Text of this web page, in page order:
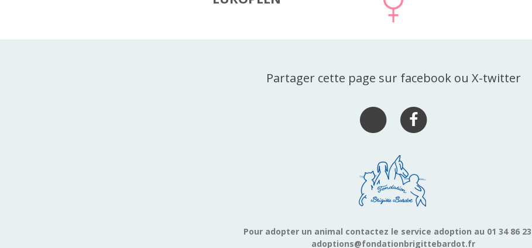
Partager cette page sur facebook ou X-twitter
Pour adopter un animal contactez le service adoption au 01 34 86
adoptions@fondationbrigittebardot.fr